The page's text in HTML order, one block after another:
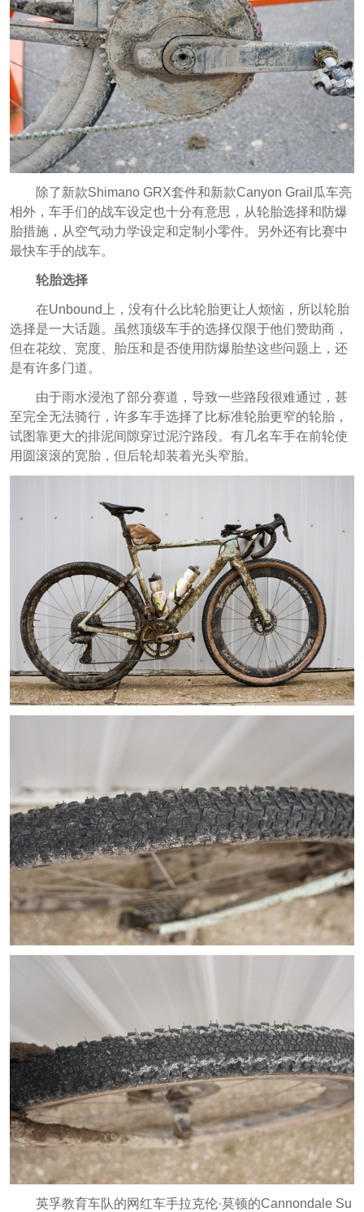
除了新款Shimano GRX套件和新款Canyon Grail瓜车亮
相外，车手们的战车设定也十分有意思，从轮胎选择和防爆
胎措施，从空气动力学设定和定制小零件。另外还有比赛中
最快车手的战车。
轮胎选择
在Unbound上，没有什么比轮胎更让人烦恼，所以轮胎
选择是一大话题。虽然顶级车手的选择仅限于他们赞助商，
但在花纹、宽度、胎压和是否使用防爆胎垫这些问题上，还
是有许多门道。
由于雨水浸泡了部分赛道，导致一些路段很难通过，甚
至完全无法骑行，许多车手选择了比标准轮胎更窄的轮胎，
试图靠更大的排泥间隙穿过泥泞路段。有几名车手在前轮使
用圆滚滚的宽胎，但后轮却装着光头窄胎。
英孚教育车队的网红车手拉克伦·莫顿的Cannondale Su